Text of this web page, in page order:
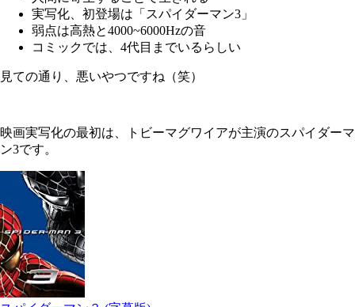
実写化、初登場は「スパイダーマン3」
弱点は高熱と4000~6000Hzの音
コミックでは、4代目までいるらしい
見ての通り、悪いやつですね（笑）
映画実写化の最初は、トビーマグワイアが主演のスパイダーマ
ン3です。